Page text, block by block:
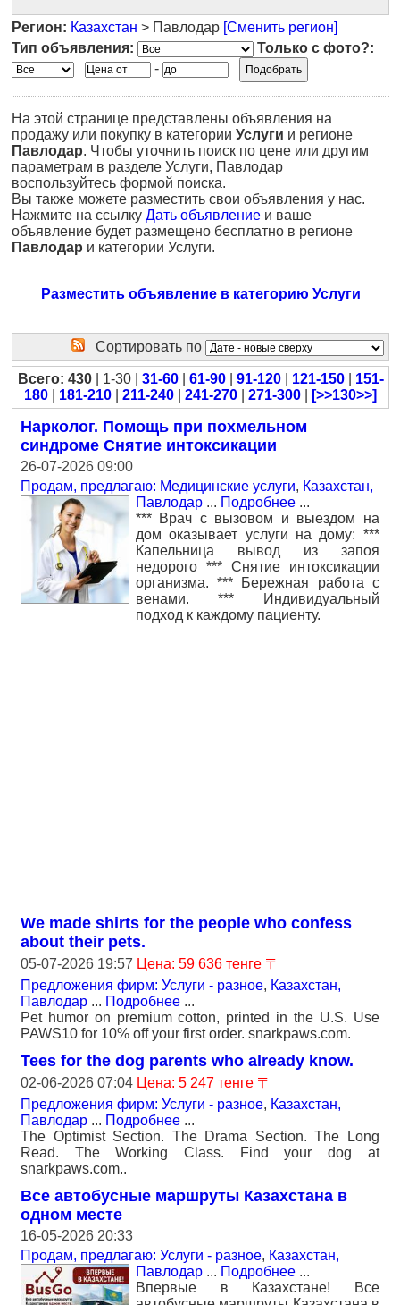
Регион: Казахстан > Павлодар [Сменить регион]
Тип объявления:
Только с фото?:
-
На этой странице представлены объявления на
продажу или покупку в категории Услуги и регионе
Павлодар. Чтобы уточнить поиск по цене или другим
параметрам в разделе Услуги, Павлодар
воспользуйтесь формой поиска.
Вы также можете разместить свои объявления у нас.
Нажмите на ссылку Дать объявление и ваше
объявление будет размещено бесплатно в регионе
Павлодар и категории Услуги.
Разместить объявление в категорию Услуги
Сортировать по
Всего: 430| 1-30 | 31-60| 61-90| 91-120| 121-150| 151-
180
181-210 211-240 241-270 271-300 [>>130>>]
Нарколог. Помощь при похмельном
синдроме Снятие интоксикации
26-07-2026 09:00
Продам, предлагаю: Медицинские услуги, Казахстан,
Павлодар ... Подробнее ...
*** Врач с вызовом и выездом на
дом оказывает услуги на дому: ***
Капельница вывод из запоя
недорого *** Снятие интоксикации
организма. *** Бережная работа с
венами. *** Индивидуальный
подход к каждому пациенту.
We made shirts for the people who confess
about their pets.
05-07-2026 19:57 Цена: 59 636 тенге 〒
Предложения фирм: Услуги - разное, Казахстан,
Павлодар ... Подробнее ...
Pet humor on premium cotton, printed in the U.S. Use
PAWS10 for 10% off your first order. snarkpaws.com.
Tees for the dog parents who already know.
02-06-2026 07:04 Цена: 5 247 тенге 〒
Предложения фирм: Услуги - разное, Казахстан,
Павлодар ... Подробнее ...
The Optimist Section. The Drama Section. The Long
Read. The Working Class. Find your dog at
snarkpaws.com..
Все автобусные маршруты Казахстана в
одном месте
16-05-2026 20:33
Продам, предлагаю: Услуги - разное, Казахстан,
Павлодар ... Подробнее ...
Впервые в Казахстане! Все